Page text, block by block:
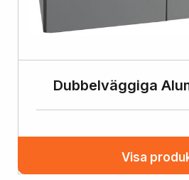
Dubbelväggiga
Visa